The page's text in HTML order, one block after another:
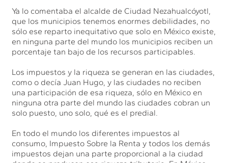
Ya lo comentaba el alcalde de Ciudad Nezahualcóyotl,
que los municipios tenemos enormes debilidades, no
sólo ese reparto inequitativo que solo en México existe,
en ninguna parte del mundo los municipios reciben un
porcentaje tan bajo de los recursos participables.
Los impuestos y la riqueza se generan en las ciudades,
como o decía Juan Hugo, y las ciudades no reciben
una participación de esa riqueza, sólo en México en
ninguna otra parte del mundo las ciudades cobran un
solo puesto, uno solo, qué es el predial.
En todo el mundo los diferentes impuestos al
consumo, Impuesto Sobre la Renta y todos los demás
impuestos dejan una parte proporcional a la ciudad